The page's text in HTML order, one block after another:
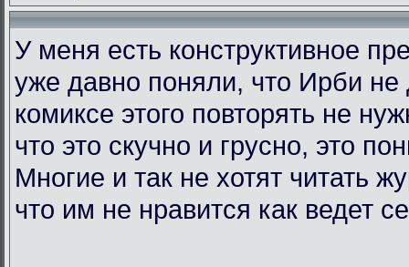
У меня есть конструктивное
уже давно поняли, что Ирби не
комиксе этого повторять не
что это скучно и грусно, это
Многие и так не хотят читать
что им не нравится как ведет